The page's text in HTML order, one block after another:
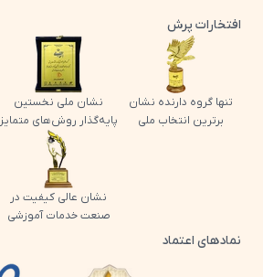
افتخارات پرش
تنها گروه دارنده نشان
برترین انتخاب ملی
نشان ملی نخستین
پایه‌گذار روش‌های متمایز
نشان عالی کیفیت در
صنعت خدمات آموزشی
نمادهای اعتماد